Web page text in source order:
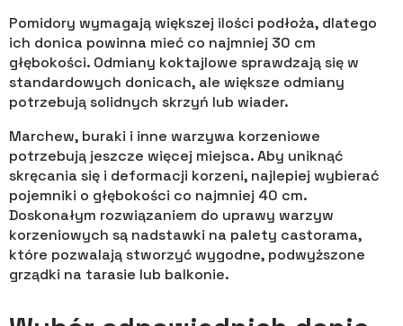
Pomidory wymagają większej ilości podłoża, dlatego
ich donica powinna mieć co najmniej 30 cm
głębokości. Odmiany koktajlowe sprawdzają się w
standardowych donicach, ale większe odmiany
potrzebują solidnych skrzyń lub wiader.
Marchew, buraki i inne warzywa korzeniowe
potrzebują jeszcze więcej miejsca. Aby uniknąć
skręcania się i deformacji korzeni, najlepiej wybierać
pojemniki o głębokości co najmniej 40 cm.
Doskonałym rozwiązaniem do uprawy warzyw
korzeniowych są nadstawki na palety castorama,
które pozwalają stworzyć wygodne, podwyższone
grządki na tarasie lub balkonie.